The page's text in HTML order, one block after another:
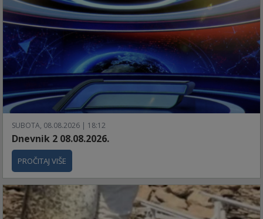
SUBOTA, 08.08.2026 | 18:12
Dnevnik 2 08.08.2026.
PROČITAJ VIŠE